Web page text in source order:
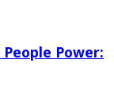
Power: